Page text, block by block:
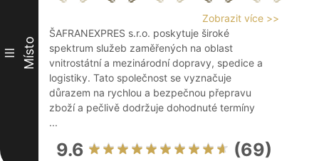
III Místo
Zobrazit více >>
ŠAFRANEXPRES s.r.o. poskytuje široké
spektrum služeb zaměřených na oblast
vnitrostátní a mezinárodní dopravy, spedice a
logistiky. Tato společnost se vyznačuje
důrazem na rychlou a bezpečnou přepravu
zboží a pečlivě dodržuje dohodnuté termíny
...
9.6 (69)